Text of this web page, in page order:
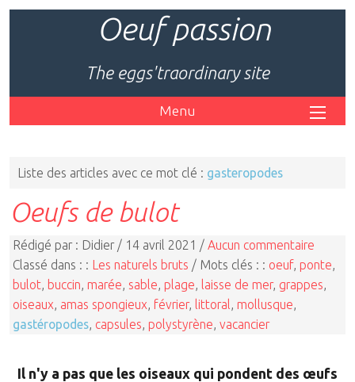
Oeuf passion
The eggs'traordinary site
Menu
Liste des articles avec ce mot clé : gasteropodes
Oeufs de bulot
Rédigé par : Didier / 14 avril 2021 / Aucun commentaire
Classé dans : : Les naturels bruts / Mots clés : : oeuf, ponte
bulot buccin marée sable plage laisse de mer, grappes
oiseaux amas spongieux février, littoral mollusque
gastéropodes capsules polystyrène vacancier
Il n'y a pas que les oiseaux qui pondent des œufs